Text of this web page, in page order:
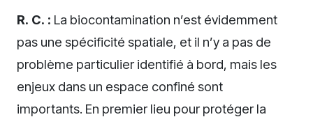
R. C. : La biocontamination n’est évidemment
pas une spécificité spatiale, et il n’y a pas de
problème particulier identifié à bord, mais les
enjeux dans un espace confiné sont
importants. En premier lieu pour protéger la